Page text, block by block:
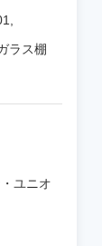
ラス棚
ユニオ